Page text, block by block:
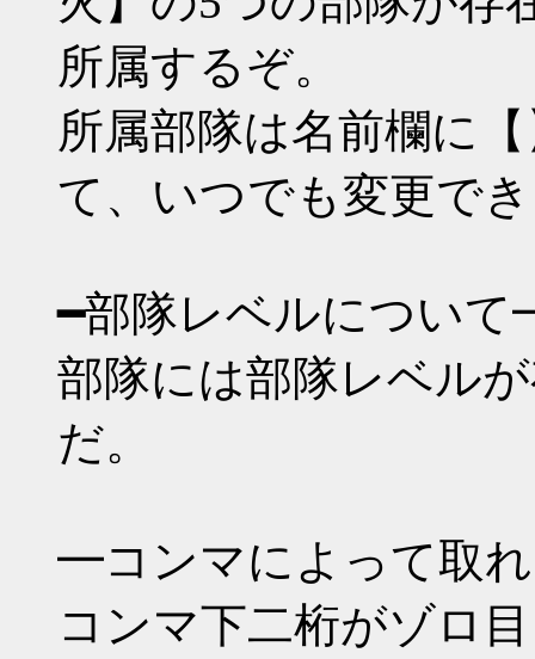
所属するぞ。
所属部隊は名前欄に
て、いつでも変更で
━部隊レベルについ
部隊には部隊レベル
だ。
━コンマによって取
コンマ下二桁がゾロ